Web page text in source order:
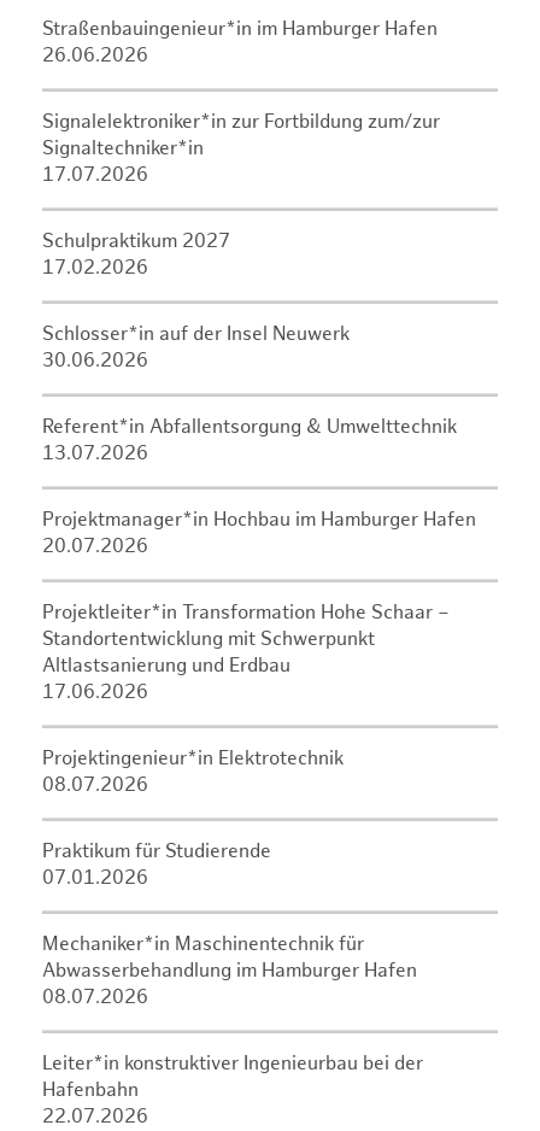
Straßenbauingenieur*in im Hamburger Hafen
26.06.2026
Signalelektroniker*in zur Fortbildung zum/zur
Signaltechniker*in
17.07.2026
Schulpraktikum 2027
17.02.2026
Schlosser*in auf der Insel Neuwerk
30.06.2026
Referent*in Abfallentsorgung & Umwelttechnik
13.07.2026
Projektmanager*in Hochbau im Hamburger Hafen
20.07.2026
Projektleiter*in Transformation Hohe Schaar –
Standortentwicklung mit Schwerpunkt
Altlastsanierung und Erdbau
17.06.2026
Projektingenieur*in Elektrotechnik
08.07.2026
Praktikum für Studierende
07.01.2026
Mechaniker*in Maschinentechnik für
Abwasserbehandlung im Hamburger Hafen
08.07.2026
Leiter*in konstruktiver Ingenieurbau bei der
Hafenbahn
22.07.2026